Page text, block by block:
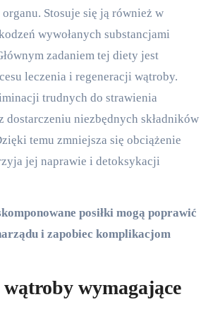
organu. Stosuje się ją również w
wywołanych substancjami
zadaniem tej diety jest
leczenia i regeneracji wątroby.
trudnych do strawienia
dostarczeniu niezbędnych składników
temu zmniejsza się obciążenie
jej naprawie i detoksykacji
posiłki mogą poprawić
i zapobiec komplikacjom
wymagające